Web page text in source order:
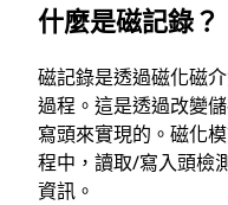
什麼是磁記錄？
磁記錄是透過磁化磁
過程。這是透過改變
寫頭來實現的。磁化
程中，讀取/寫入頭檢
資訊。